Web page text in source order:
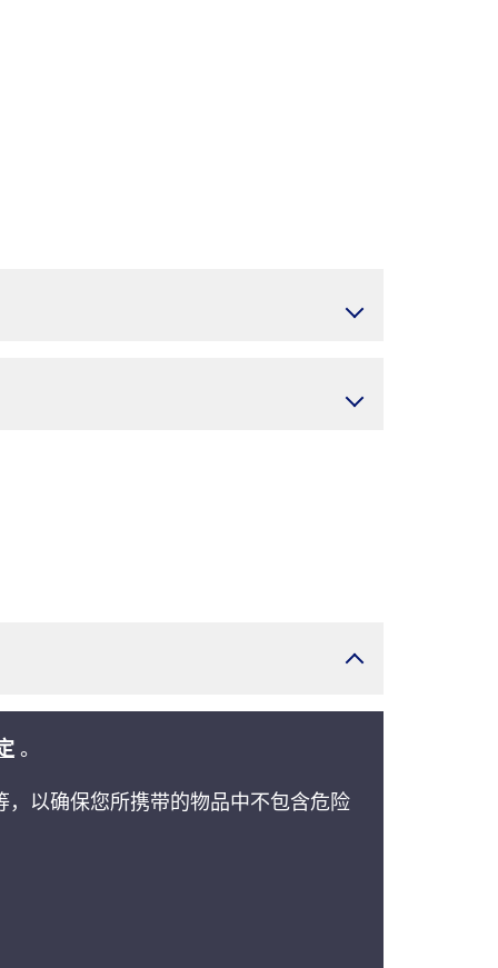
。
以确保您所携带的物品中不包含危险